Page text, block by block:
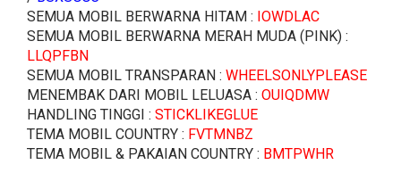
SEMUA MOBIL BERWARNA HITAM : IOWDLAC
SEMUA MOBIL BERWARNA MERAH MUDA (PINK) :
LLQPFBN
SEMUA MOBIL TRANSPARAN : WHEELSONLYPLEASE
MENEMBAK DARI MOBIL LELUASA : OUIQDMW
HANDLING TINGGI : STICKLIKEGLUE
TEMA MOBIL COUNTRY : FVTMNBZ
TEMA MOBIL & PAKAIAN COUNTRY : BMTPWHR